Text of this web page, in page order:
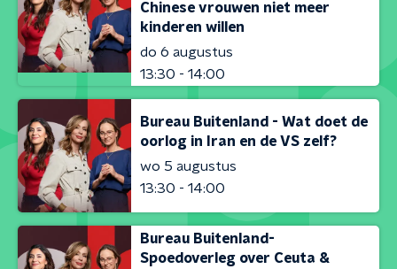
Chinese vrouwen niet meer
kinderen willen
do 6 augustus
13:30 - 14:00
Bureau Buitenland - Wat doet de
oorlog in Iran en de VS zelf?
wo 5 augustus
13:30 - 14:00
Bureau Buitenland-
Spoedoverleg over Ceuta &